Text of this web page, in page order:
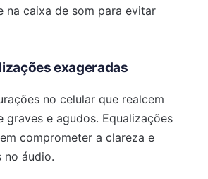
na caixa de som para evitar
exageradas
no celular que realcem
graves e agudos. Equalizações
comprometer a clareza e
no áudio.